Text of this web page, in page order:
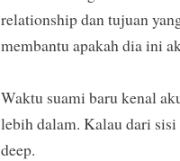
relationship dan tujuan
membantu apakah dia ini
Waktu suami baru kenal
lebih dalam. Kalau dari sisi
deep.